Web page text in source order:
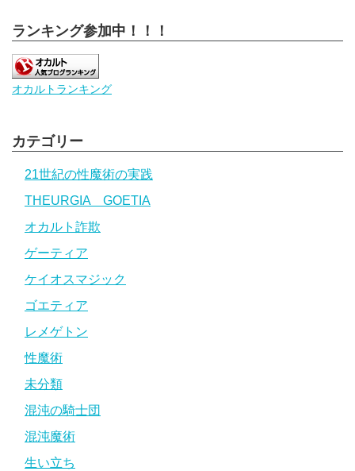
ランキング参加中！！！
オカルトランキング
カテゴリー
21世紀の性魔術の実践
THEURGIA GOETIA
オカルト詐欺
ゲーティア
ケイオスマジック
ゴエティア
レメゲトン
性魔術
未分類
混沌の騎士団
混沌魔術
生い立ち